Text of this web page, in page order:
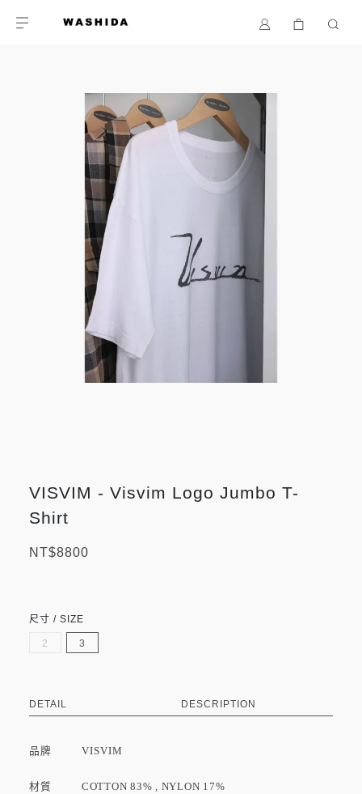
VISVIM - Visvim Logo Jumbo T-
Shirt
NT$8800
尺寸 / SIZE
2 3
DETAIL DESCRIPTION
品牌 VISVIM
材質 COTTON 83% , NYLON 17%